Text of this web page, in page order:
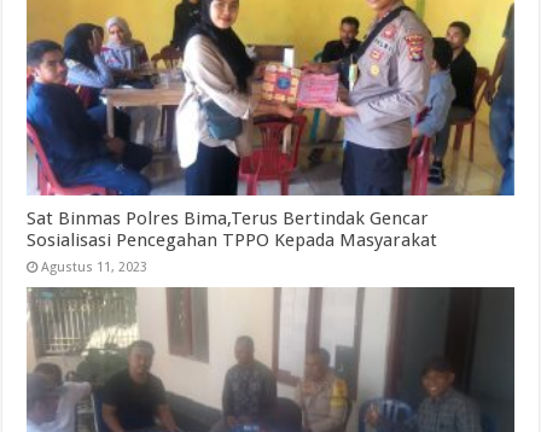
Sat Binmas Polres Bima,Terus Bertindak Gencar
Sosialisasi Pencegahan TPPO Kepada Masyarakat
Agustus 11, 2023